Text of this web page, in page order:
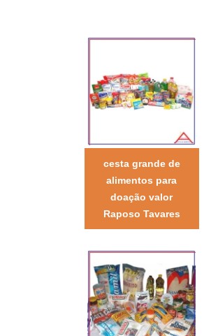
cesta grande de
alimentos para
doação valor
Raposo Tavares